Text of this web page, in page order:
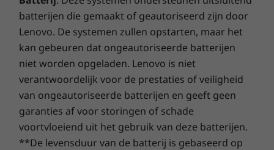
Entertainment voor het hele gezin
batterijen die gemaakt of geautoriseerd zijn door
Lenovo. De systemen zullen opstarten, maar het
kan gebeuren dat ongeautoriseerde batterijen
niet worden opgeladen. Lenovo is niet
verantwoordelijk voor de prestaties of veiligheid
van ongeautoriseerde batterijen en geeft geen
garanties af voor storingen of schade
voortvloeiend uit het gebruik van deze batterijen.
**De levensduur van de batterij is gebaseerd op